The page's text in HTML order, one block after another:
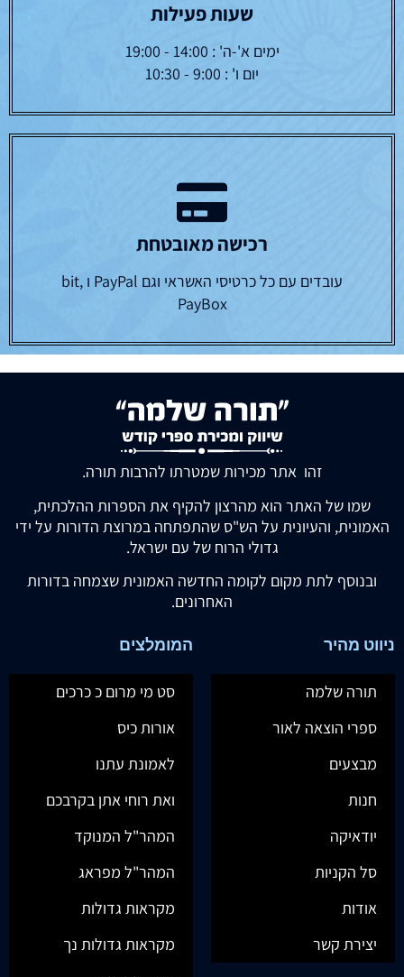
שעות פעילות
ימים א'-ה' : 14:00 - 19:00
יום ו' : 9:00 - 10:30
רכישה מאובטחת
עובדים עם כל כרטיסי האשראי וגם PayPal ו bit,
PayBox
זהו אתר מכירות שמטרתו להרבות תורה.
שמו של האתר הוא מהרצון להקיף את הספרות ההלכתית,
האמונית, והעיונית על הש"ס שהתפתחה במרוצת הדורות על ידי
גדולי הרוח של עם ישראל.
ובנוסף לתת מקום לקומה החדשה האמונית שצמחה בדורות
האחרונים.
ניווט מהיר
תורה שלמה
ספרי הוצאה לאור
מבצעים
חנות
יודאיקה
סל הקניות
אודות
יצירת קשר
המומלצים
סט מי מרום כ כרכים
אורות כיס
לאמונת עתנו
ואת רוחי אתן בקרבכם
המהר"ל המנוקד
המהר"ל מפראג
מקראות גדולות
מקראות גדולות נך